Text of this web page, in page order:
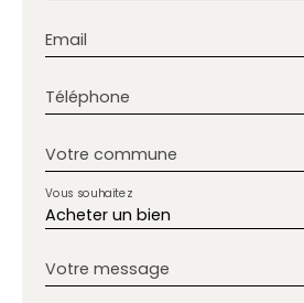
Email
Téléphone
Votre commune
Acheter un bien
Vous souhaitez
Votre message